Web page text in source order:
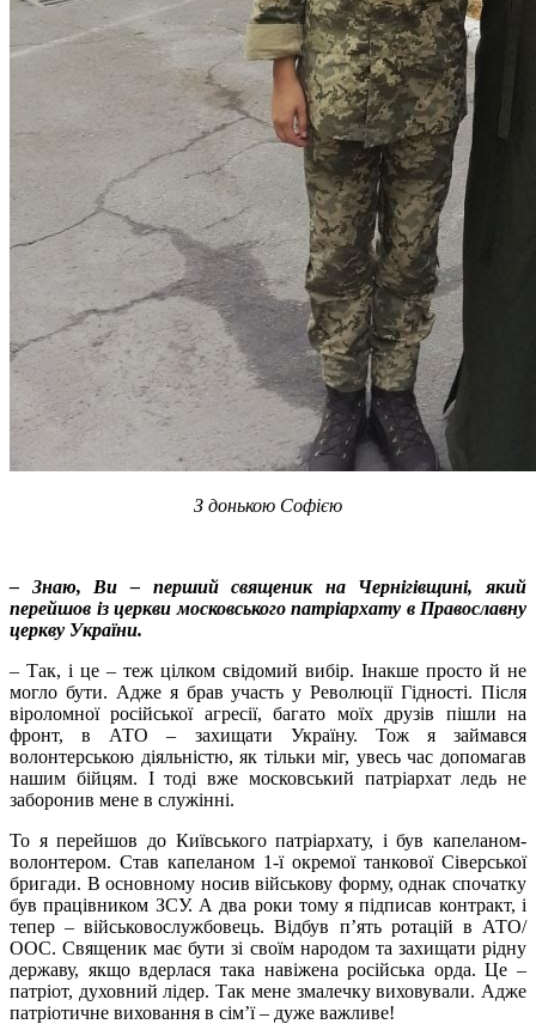
З донькою Софією
– Знаю, Ви – перший священик на Чернігівщині, який
перейшов із церкви московського патріархату в Православну
церкву України.
– Так, і це – теж цілком свідомий вибір. Інакше просто й не
могло бути. Адже я брав участь у Революції Гідності. Після
віроломної російської агресії, багато моїх друзів пішли на
фронт, в АТО – захищати Україну. Тож я займався
волонтерською діяльністю, як тільки міг, увесь час допомагав
нашим бійцям. І тоді вже московський патріархат ледь не
заборонив мене в служінні.
То я перейшов до Київського патріархату, і був капеланом-
волонтером. Став капеланом 1-ї окремої танкової Сіверської
бригади. В основному носив військову форму, однак спочатку
був працівником ЗСУ. А два роки тому я підписав контракт, і
тепер – військовослужбовець. Відбув п’ять ротацій в АТО/
ООС. Священик має бути зі своїм народом та захищати рідну
державу, якщо вдерлася така навіжена російська орда. Це –
патріот, духовний лідер. Так мене змалечку виховували. Адже
патріотичне виховання в сім’ї – дуже важливе!